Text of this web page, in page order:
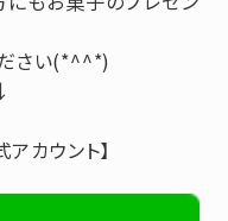
さい(*^^*)
カウント】